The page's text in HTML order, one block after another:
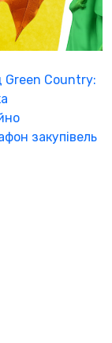
Green Country:
закупівель